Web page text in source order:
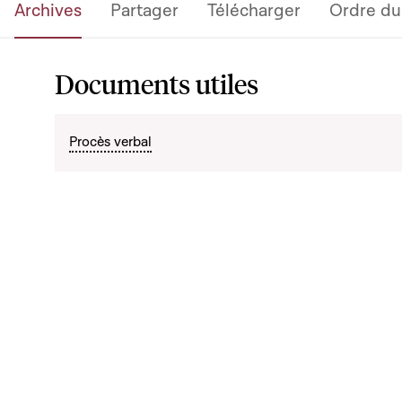
Archives Partager Télécharger Ordre
Documents utiles
Procès verbal